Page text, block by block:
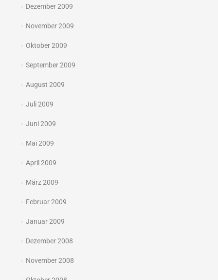
Dezember 2009
November 2009
Oktober 2009
September 2009
August 2009
Juli 2009
Juni 2009
Mai 2009
April 2009
März 2009
Februar 2009
Januar 2009
Dezember 2008
November 2008